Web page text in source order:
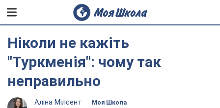
Ніколи не кажіть
"Туркменія": чому так
неправильно
Аліна Мілсент
Моя Школа